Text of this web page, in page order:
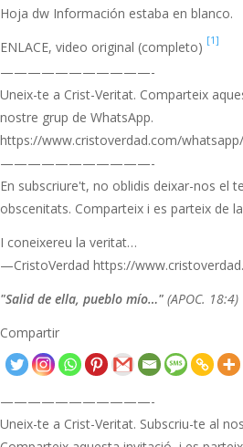
Hoja dw Información estaba en blanco.
ENLACE, video original (completo) [1]
———————————-
Uneix-te a Crist-Veritat. Comparteix
nostre grup de WhatsApp.
https://www.cristoverdad.com/whatsapp/
———————————-
En subscriure't, no oblidis deixar-nos el
obscenitats. Comparteix i es parteix de
I coneixereu la veritat…
—CristoVerdad https://
"Salid de ella, pueblo mío…" (APOC. 18:4)
Compartir
———————————-
Uneix-te a Crist-Veritat. Subscriu-te al